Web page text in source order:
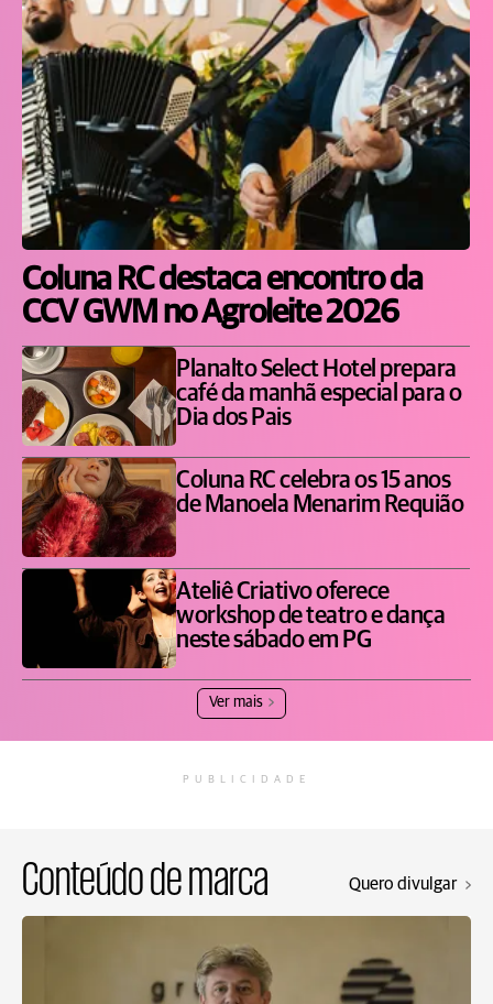
Coluna RC destaca encontro da
CCV GWM no Agroleite 2026
Planalto Select Hotel prepara
café da manhã especial para o
Dia dos Pais
Coluna RC celebra os 15 anos
de Manoela Menarim Requião
Ateliê Criativo oferece
workshop de teatro e dança
neste sábado em PG
Ver mais
PUBLICIDADE
Conteúdo de marca Quero divulgar